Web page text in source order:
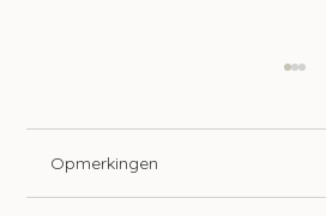
Opmerkingen